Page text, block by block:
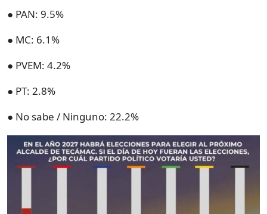
● PAN: 9.5%
● MC: 6.1%
● PVEM: 4.2%
● PT: 2.8%
● No sabe / Ninguno: 22.2%